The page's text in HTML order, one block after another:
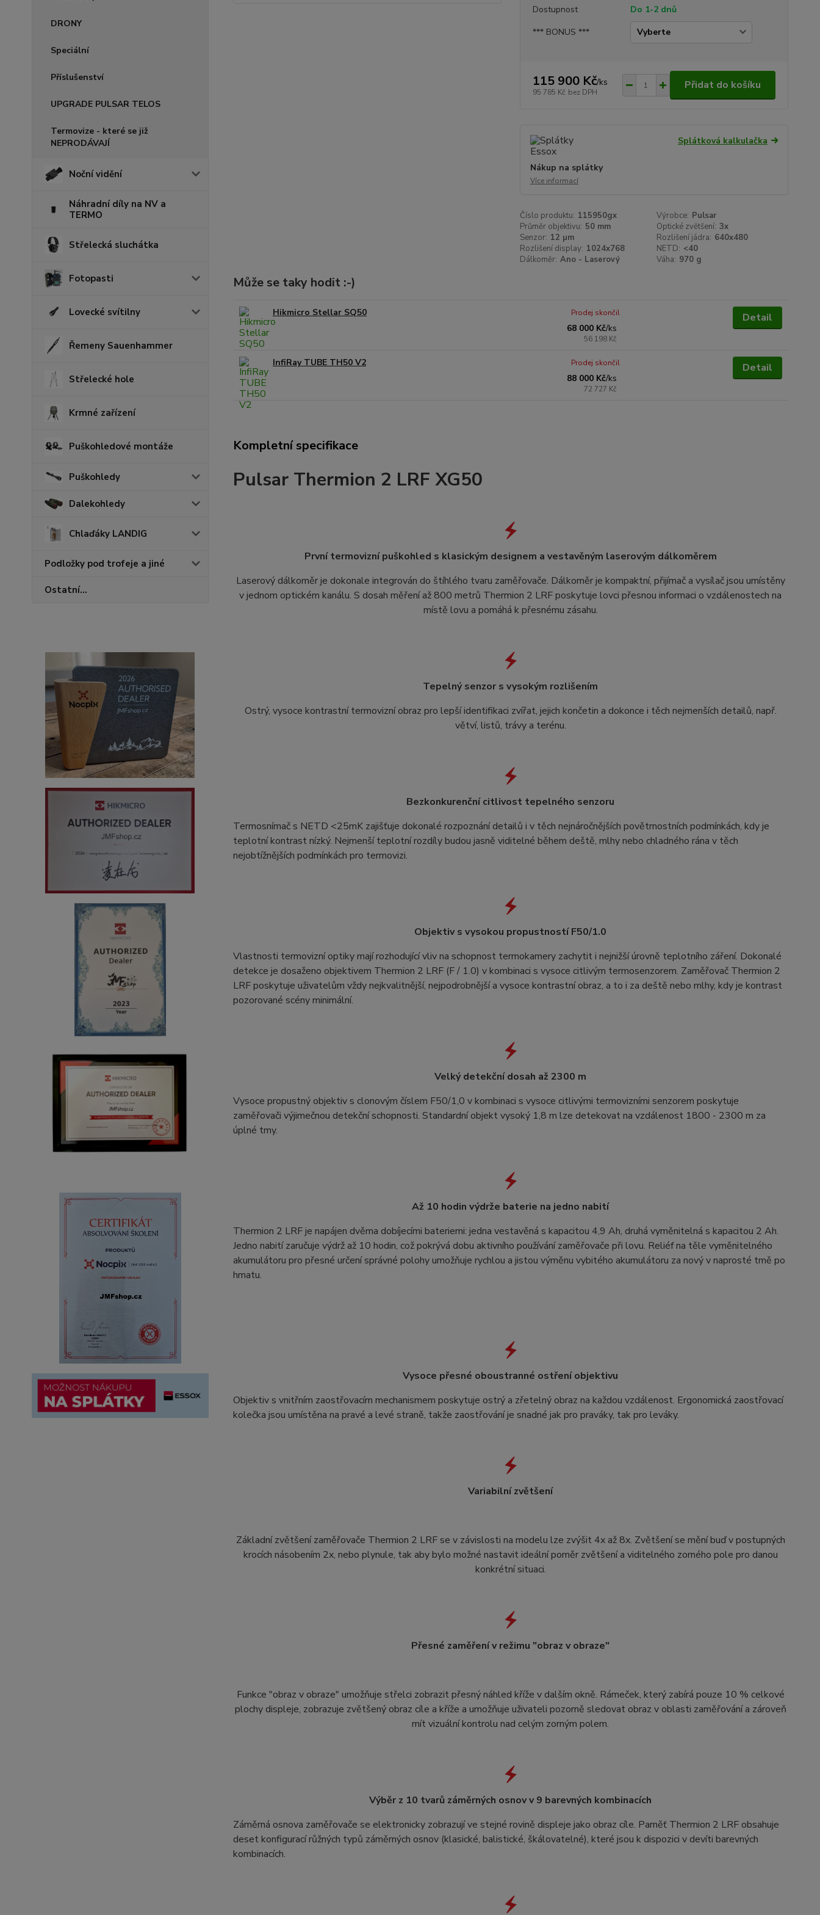
DRONY
Speciální
Příslušenství
UPGRADE PULSAR TELOS
Termovize - které se již
NEPRODÁVAJÍ
Noční vidění
Náhradní díly na NV a
TERMO
Střelecká sluchátka
Fotopasti
Lovecké svítilny
Řemeny Sauenhammer
Střelecké hole
Krmné zařízení
Puškohledové montáže
Puškohledy
Dalekohledy
Chlaďáky LANDIG
Podložky pod trofeje a jiné
Ostatní...
Dostupnost
Do 1-2 dnů
*** BONUS ***
115 900 Kč/ks
95 785 Kč bez DPH
Přidat do košíku
Splátková kalkulačka
Nákup na splátky
Více informací
Číslo produktu: 115950gx Výrobce: Pulsar
Průměr objektivu: 50 mm Optické zvětšení: 3x
Senzor: 12 µm Rozlišení jádra: 640x480
Rozlišení display: 1024x768 NETD: <40
Dálkoměr: Ano - Laserový Váha: 970 g
Může se taky hodit :-)
Hikmicro Stellar SQ50
68 000 Kč/ks
56 198 Kč
Prodej skončil Detail
InfiRay TUBE TH50 V2
88 000 Kč/ks
72 727 Kč
Prodej skončil Detail
Kompletní specifikace
Pulsar Thermion 2 LRF XG50
První termovizní puškohled s klasickým designem a vestavěným laserovým dálkoměrem
Laserový dálkoměr je dokonale integrován do štíhlého tvaru zaměřovače. Dálkoměr je kompaktní, přijímač a vysílač jsou umístěny
v jednom optickém kanálu. S dosah měření až 800 metrů Thermion 2 LRF poskytuje lovci přesnou informaci o vzdálenostech na
místě lovu a pomáhá k přesnému zásahu.
Tepelný senzor s vysokým rozlišením
Ostrý, vysoce kontrastní termovizní obraz pro lepší identifikaci zvířat, jejich končetin a dokonce i těch nejmenších detailů, např.
větví, listů, trávy a terénu.
Bezkonkurenční citlivost tepelného senzoru
Termosnímač s NETD <25mK zajišťuje dokonalé rozpoznání detailů i v těch nejnáročnějších povětrnostních podmínkách, kdy je
teplotní kontrast nízký. Nejmenší teplotní rozdíly budou jasně viditelné během deště, mlhy nebo chladného rána v těch
nejobtížnějších podmínkách pro termovizi.
Objektiv s vysokou propustností F50/1.0
Vlastnosti termovizní optiky mají rozhodující vliv na schopnost termokamery zachytit i nejnižší úrovně teplotního záření. Dokonalé
detekce je dosaženo objektivem Thermion 2 LRF (F / 1.0) v kombinaci s vysoce citlivým termosenzorem. Zaměřovač Thermion 2
LRF poskytuje uživatelům vždy nejkvalitnější, nejpodrobnější a vysoce kontrastní obraz, a to i za deště nebo mlhy, kdy je kontrast
pozorované scény minimální.
Velký detekční dosah až 2300 m
Vysoce propustný objektiv s clonovým číslem F50/1,0 v kombinaci s vysoce citlivými termovizními senzorem poskytuje
zaměřovači výjimečnou detekční schopnosti. Standardní objekt vysoký 1,8 m lze detekovat na vzdálenost 1800 - 2300 m za
úplné tmy.
Až 10 hodin výdrže baterie na jedno nabití
Thermion 2 LRF je napájen dvěma dobíjecími bateriemi: jedna vestavěná s kapacitou 4,9 Ah, druhá vyměnitelná s kapacitou 2 Ah.
Jedno nabití zaručuje výdrž až 10 hodin, což pokrývá dobu aktivního používání zaměřovače při lovu. Reliéf na těle vyměnitelného
akumulátoru pro přesné určení správné polohy umožňuje rychlou a jistou výměnu vybitého akumulátoru za nový v naprosté tmě po
hmatu.
Vysoce přesné oboustranné ostření objektivu
Objektiv s vnitřním zaostřovacím mechanismem poskytuje ostrý a zřetelný obraz na každou vzdálenost. Ergonomická zaostřovací
kolečka jsou umístěna na pravé a levé straně, takže zaostřování je snadné jak pro praváky, tak pro leváky.
Variabilní zvětšení
Základní zvětšení zaměřovače Thermion 2 LRF se v závislosti na modelu lze zvýšit 4x až 8x. Zvětšení se mění buď v postupných
krocích násobením 2x, nebo plynule, tak aby bylo možné nastavit ideální poměr zvětšení a viditelného zorného pole pro danou
konkrétní situaci.
Přesné zaměření v režimu "obraz v obraze"
Funkce "obraz v obraze" umožňuje střelci zobrazit přesný náhled kříže v dalším okně. Rámeček, který zabírá pouze 10 % celkové
plochy displeje, zobrazuje zvětšený obraz cíle a kříže a umožňuje uživateli pozorně sledovat obraz v oblasti zaměřování a zároveň
mít vizuální kontrolu nad celým zorným polem.
Výběr z 10 tvarů záměrných osnov v 9 barevných kombinacích
Záměrná osnova zaměřovače se elektronicky zobrazují ve stejné rovině displeje jako obraz cíle. Paměť Thermion 2 LRF obsahuje
deset konfigurací růžných typů záměrných osnov (klasické, balistické, škálovatelné), které jsou k dispozici v devíti barevných
kombinacích.